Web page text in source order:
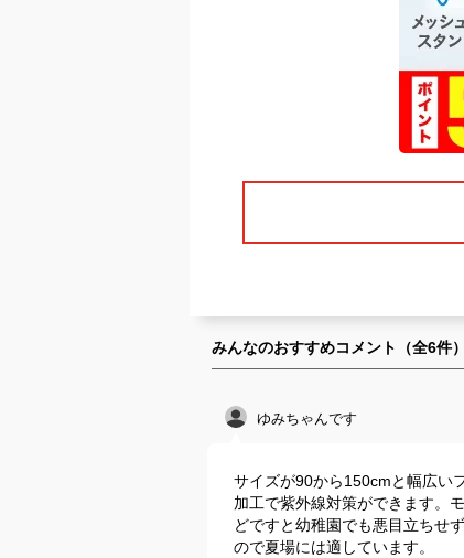
みんなのおすすめコメント（全6件）
ゆみちゃんです
サイズが90から150cmと幅広い
加工で紫外線対策ができます。
どですと幼稚園でも悪目立ちせ
ので夏場には適しています。